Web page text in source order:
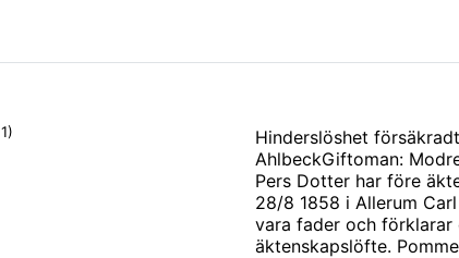
1)
Hinderslöshet
AhlbeckGiftoman:
Pers Dotter har före
28/8 1858 i Allerum
vara fader och förklarar
äktenskapslöfte.